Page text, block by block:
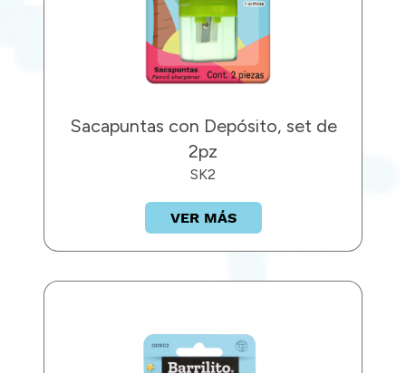
Sacapuntas con Depósito, set de
2pz
SK2
VER MÁS